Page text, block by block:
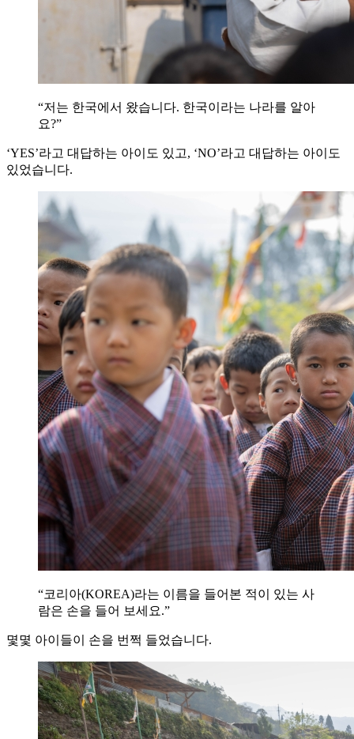
“저는 한국에서 왔습니다. 한국이라는 나라를 알아
요?”
‘YES’라고 대답하는 아이도 있고, ‘NO’라고 대답하는 아이도
있었습니다.
“코리아(KOREA)라는 이름을 들어본 적이 있는 사
람은 손을 들어 보세요.”
몇몇 아이들이 손을 번쩍 들었습니다.